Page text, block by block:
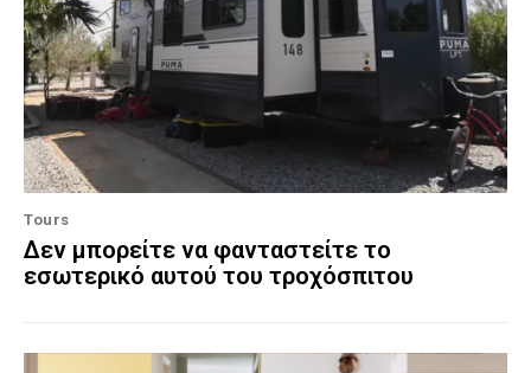
Tours
Δεν μπορείτε να φανταστείτε το
εσωτερικό αυτού του τροχόσπιτου